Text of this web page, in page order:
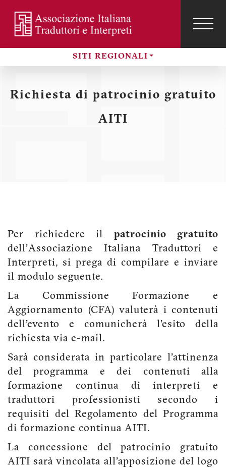
contenuto
principale
SITI REGIONALI
Menu
profilo
utente
Richiesta di patrocinio gratuito
AITI
Per richiedere il patrocinio gratuito
dell'Associazione Italiana Traduttori e
Interpreti, si prega di compilare e inviare
il modulo seguente.
La Commissione Formazione e
Aggiornamento (CFA) valuterà i contenuti
dell'evento e comunicherà l'esito della
richiesta via e-mail.
Sarà considerata in particolare l'attinenza
del programma e dei contenuti alla
formazione continua di interpreti e
traduttori professionisti secondo i
requisiti del Regolamento del Programma
di formazione continua AITI.
La concessione del patrocinio gratuito
AITI sarà vincolata all'apposizione del logo